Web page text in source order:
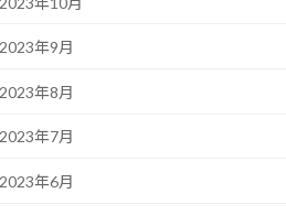
2023年9月
2023年8月
2023年7月
2023年6月